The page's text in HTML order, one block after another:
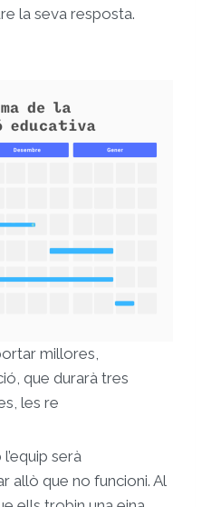
la seva resposta.
millores,
que durarà tres
les re
serà
allò que no funcioni. Al